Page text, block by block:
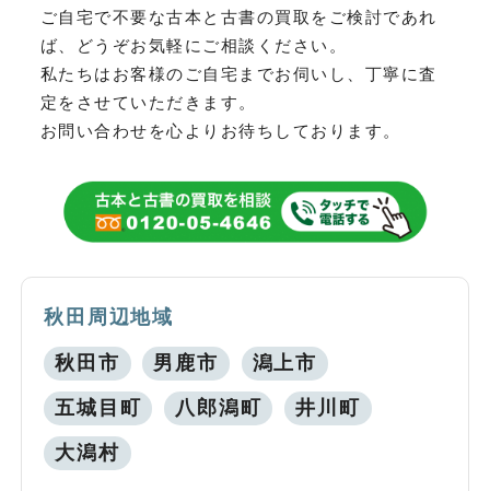
ご自宅で不要な古本と古書の買取をご検討であれ
ば、どうぞお気軽にご相談ください。
私たちはお客様のご自宅までお伺いし、丁寧に査
定をさせていただきます。
お問い合わせを心よりお待ちしております。
秋田周辺地域
秋田市 男鹿市 潟上市
五城目町 八郎潟町 井川町
大潟村